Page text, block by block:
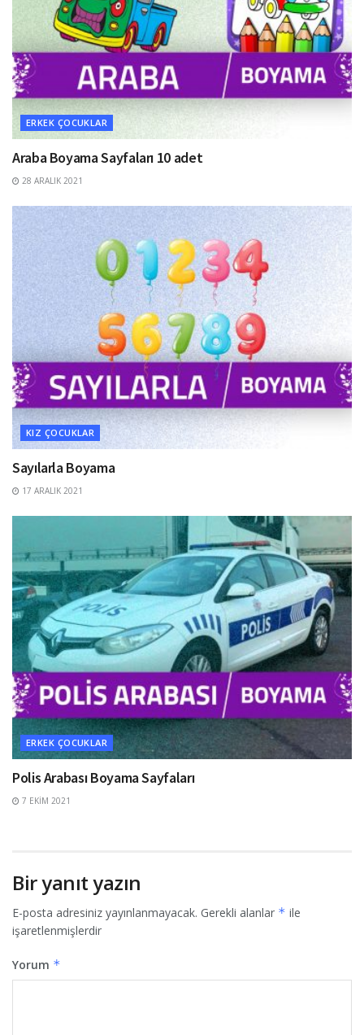
ERKEK ÇOCUKLAR
Araba Boyama Sayfaları 10 adet
28 ARALIK 2021
KIZ ÇOCUKLAR
Sayılarla Boyama
17 ARALIK 2021
ERKEK ÇOCUKLAR
Polis Arabası Boyama Sayfaları
7 EKIM 2021
Bir yanıt yazın
E-posta adresiniz yayınlanmayacak. Gerekli alanlar * ile
işaretlenmişlerdir
Yorum *